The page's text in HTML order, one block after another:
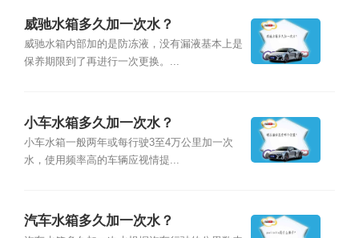
威驰水箱多久加一次水？
威驰水箱内部加的是防冻液，没有漏液基本上是
保养期限到了再进行一次更换。...
小车水箱多久加一次水？
小车水箱一般两年或每行驶3至4万公里加一次
水，使用频率高的车辆应视情提...
汽车水箱多久加一次水？